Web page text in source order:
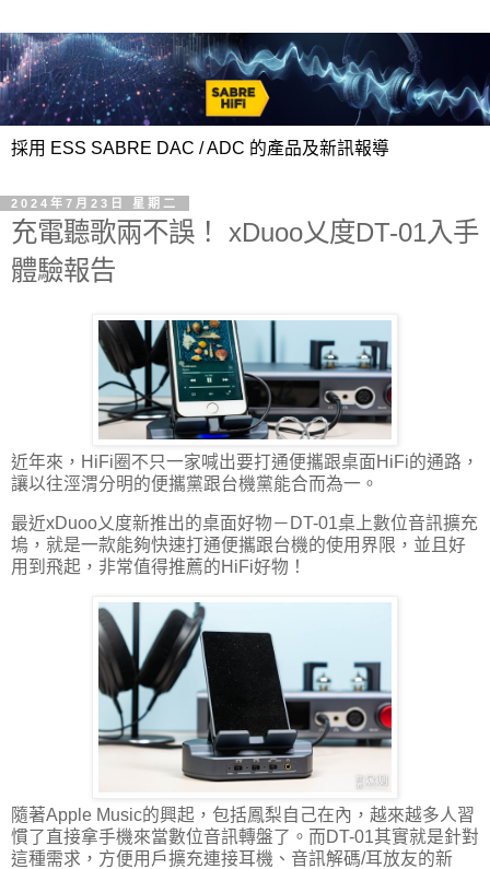
採用 ESS SABRE DAC / ADC 的產品及新訊報導
2024年7月23日 星期二
充電聽歌兩不誤！ xDuoo乂度DT-01入手
體驗報告
近年來，HiFi圈不只一家喊出要打通便攜跟桌面HiFi的通路，
讓以往涇渭分明的便攜黨跟台機黨能合而為一。
最近xDuoo乂度新推出的桌面好物－DT-01桌上數位音訊擴充
塢，就是一款能夠快速打通便攜跟台機的使用界限，並且好
用到飛起，非常值得推薦的HiFi好物！
隨著Apple Music的興起，包括鳳梨自己在內，越來越多人習
慣了直接拿手機來當數位音訊轉盤了。而DT-01其實就是針對
這種需求，方便用戶擴充連接耳機、音訊解碼/耳放友的新